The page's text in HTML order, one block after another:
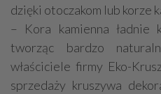
dzięki otoczakom lub korze
– Kora kamienna ładnie
tworząc bardzo
właściciele firmy Eko-
sprzedaży kruszywa